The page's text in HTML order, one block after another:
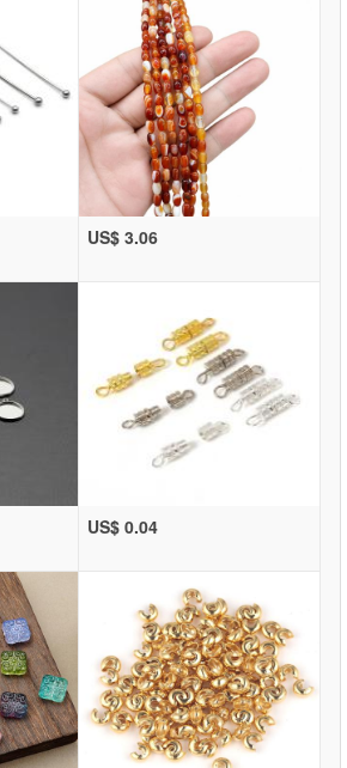
US$ 3.06
US$ 0.04